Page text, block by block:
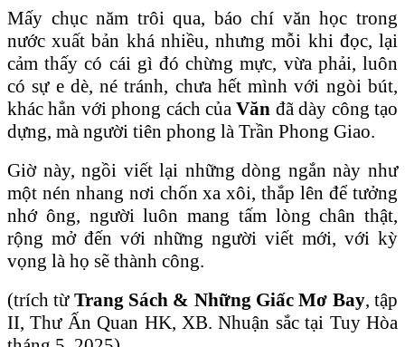
Mấy chục năm trôi qua, báo chí văn học trong
nước xuất bản khá nhiều, nhưng mỗi khi đọc, lại
cảm thấy có cái gì đó chừng mực, vừa phải, luôn
có sự e dè, né tránh, chưa hết mình với ngòi bút,
khác hẳn với phong cách củaVăn đã dày công tạo
dựng, mà người tiên phong là Trần Phong Giao.
Giờ này, ngồi viết lại những dòng ngắn này như
một nén nhang nơi chốn xa xôi, thắp lên để tưởng
nhớ ông, người luôn mang tấm lòng chân thật,
rộng mở đến với những người viết mới, với kỳ
vọng là họ sẽ thành công.
(trích từ Trang Sách & Những Giấc Mơ Bay, tập
II, Thư Ấn Quan HK, XB. Nhuận sắc tại Tuy Hòa